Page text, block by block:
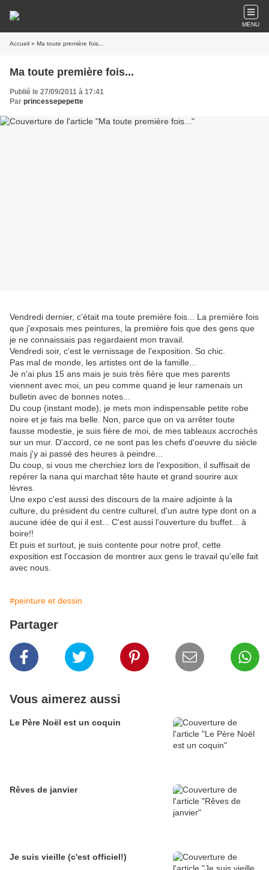
MENU
Accueil » Ma toute première fois...
Ma toute première fois...
Publié le 27/09/2011 à 17:41
Par princessepepette
Vendredi dernier, c'était ma toute première fois... La première fois
que j'exposais mes peintures, la première fois que des gens que
je ne connaissais pas regardaient mon travail.
Vendredi soir, c'est le vernissage de l'exposition. So chic.
Pas mal de monde, les artistes ont de la famille...
Je n'ai plus 15 ans mais je suis très fière que mes parents
viennent avec moi, un peu comme quand je leur ramenais un
bulletin avec de bonnes notes...
Du coup (instant mode), je mets mon indispensable petite robe
noire et je fais ma belle. Non, parce que on va arrêter toute
fausse modestie, je suis fière de moi, de mes tableaux accrochés
sur un mur. D'accord, ce ne sont pas les chefs d'oeuvre du siècle
mais j'y ai passé des heures à peindre...
Du coup, si vous me cherchiez lors de l'exposition, il suffisait de
repérer la nana qui marchait tête haute et grand sourire aux
lèvres.
Une expo c'est aussi des discours de la maire adjointe à la
culture, du président du centre culturel, d'un autre type dont on a
aucune idée de qui il est... C'est aussi l'ouverture du buffet... à
boire!!
Et puis et surtout, je suis contente pour notre prof, cette
exposition est l'occasion de montrer aux gens le travail qu'elle fait
avec nous.
#peinture et dessin
Partager
Vous aimerez aussi
Le Père Noël est un coquin
Rêves de janvier
Je suis vieille (c'est officiel!)